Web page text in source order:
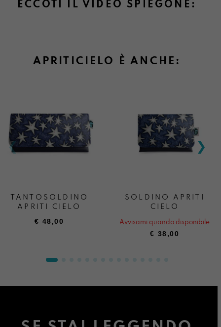
ECCOTI IL VIDEO SPIEGONE:
APRITICIELO È ANCHE:
TANTOSOLDINO
APRITI CIELO
€ 48,00
SOLDINO APRITI
CIELO
Avvisami quando disponibile
€ 38,00